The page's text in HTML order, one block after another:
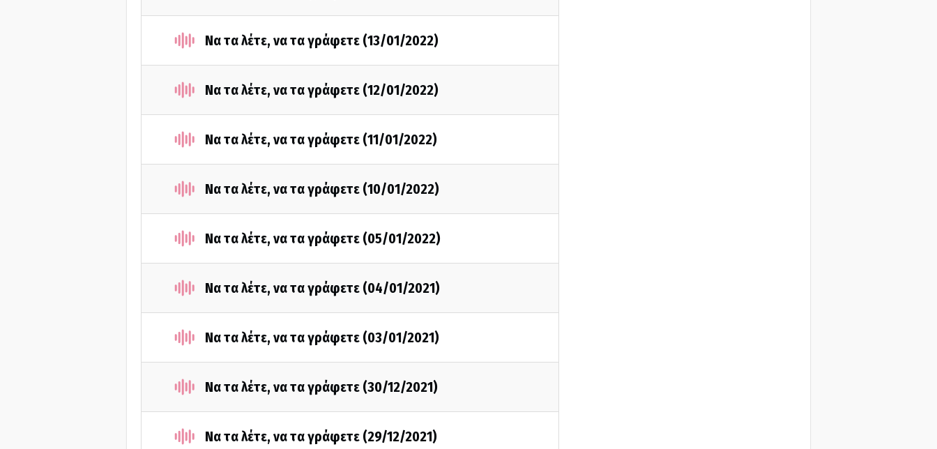
Να τα λέτε, να τα γράφετε (13/01/2022)
Να τα λέτε, να τα γράφετε (12/01/2022)
Να τα λέτε, να τα γράφετε (11/01/2022)
Να τα λέτε, να τα γράφετε (10/01/2022)
Να τα λέτε, να τα γράφετε (05/01/2022)
Να τα λέτε, να τα γράφετε (04/01/2021)
Να τα λέτε, να τα γράφετε (03/01/2021)
Να τα λέτε, να τα γράφετε (30/12/2021)
Να τα λέτε, να τα γράφετε (29/12/2021)